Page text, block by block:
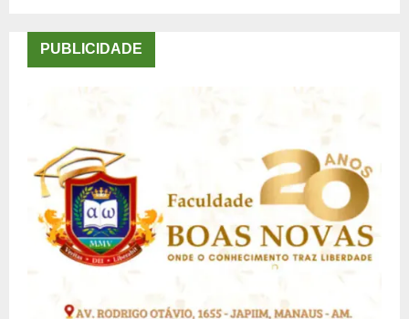
PUBLICIDADE